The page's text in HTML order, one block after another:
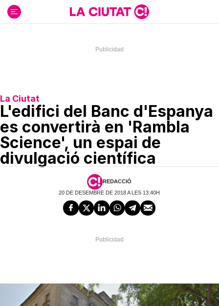
contenido
La Ciutat
L'edifici del Banc d'Espanya
es convertirà en 'Rambla
Science', un espai de
divulgació científica
REDACCIÓ
20 DE DESEMBRE DE 2018 A LES 13:40H